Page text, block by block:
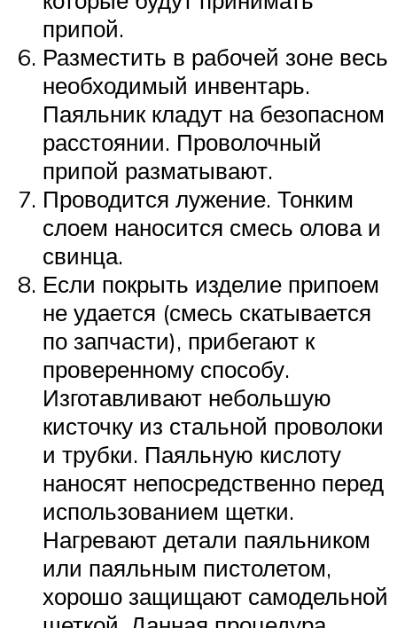
припой.
Разместить в рабочей зоне весь
необходимый инвентарь.
Паяльник кладут на безопасном
расстоянии. Проволочный
припой разматывают.
Проводится лужение. Тонким
слоем наносится смесь олова и
свинца.
Если покрыть изделие припоем
не удается (смесь скатывается
по запчасти), прибегают к
проверенному способу.
Изготавливают небольшую
кисточку из стальной проволоки
и трубки. Паяльную кислоту
наносят непосредственно перед
использованием щетки.
Нагревают детали паяльником
или паяльным пистолетом,
хорошо защищают самодельной